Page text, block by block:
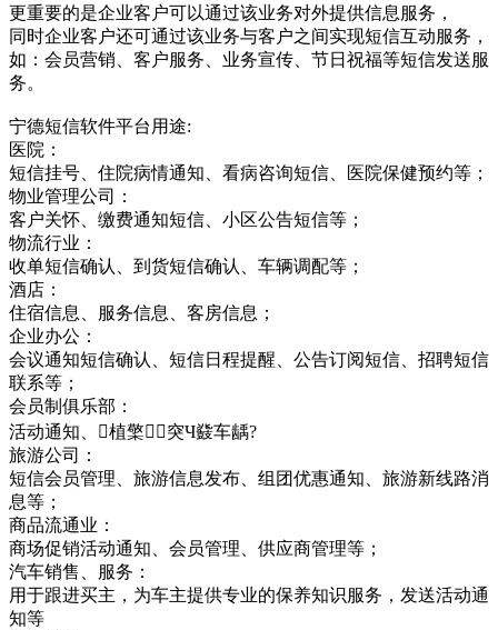
更重要的是企业客户可以通过该业务对外提供信息服务，
同时企业客户还可通过该业务与客户之间实现短信互动服务，
如：会员营销、客户服务、业务宣传、节日祝福等短信发送服
务。
宁德短信软件平台用途:
医院：
短信挂号、住院病情通知、看病咨询短信、医院保健预约等；
物业管理公司：
客户关怀、缴费通知短信、小区公告短信等；
物流行业：
收单短信确认、到货短信确认、车辆调配等；
酒店：
住宿信息、服务信息、客房信息；
企业办公：
会议通知短信确认、短信日程提醒、公告订阅短信、招聘短信
联系等；
会员制俱乐部：
活动通知、植檠⒖突Ч鼗车龋?
旅游公司：
短信会员管理、旅游信息发布、组团优惠通知、旅游新线路消
息等；
商品流通业：
商场促销活动通知、会员管理、供应商管理等；
汽车销售、服务：
用于跟进买主，为车主提供专业的保养知识服务，发送活动通
知等